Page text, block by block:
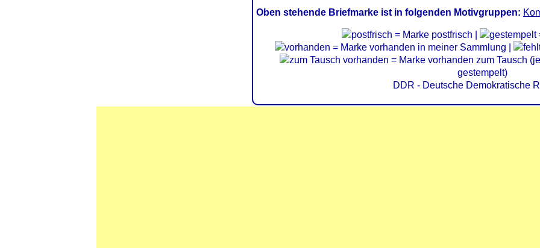
Oben stehende Briefmarke ist in folgenden Motivgruppen:
= Marke postfrisch |
= Marke vorhanden in meiner Sammlung |
= Marke vorhanden zum Tausch
gestempelt)
DDR - Deutsche Demokratische